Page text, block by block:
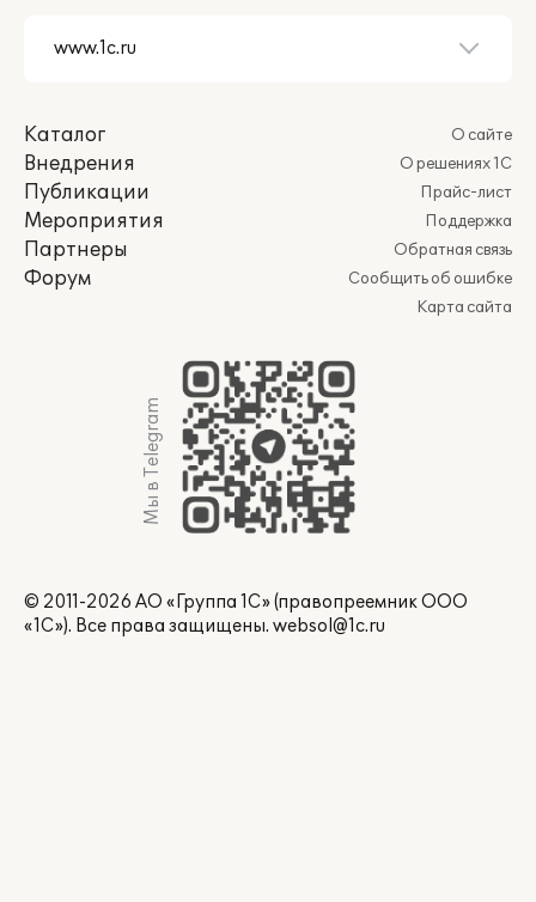
Каталог
Внедрения
Публикации
Мероприятия
Партнеры
Форум
О сайте
О решениях 1С
Прайс-лист
Поддержка
Обратная связь
Сообщить об ошибке
Карта сайта
Мы в Telegram
© 2011-2026 АО «Группа 1С» (правопреемник ООО
«1С»). Все права защищены. websol@1c.ru